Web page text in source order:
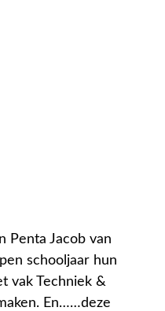
Penta Jacob van
schooljaar hun
vak Techniek &
En……deze